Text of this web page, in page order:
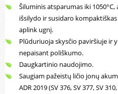
Šiluminis atsparumas iki
išsilydo ir susidaro
aplink ugnį.
Plūduriuoja skysčio paviršiuje ir
nepaisant poliškumo.
Daugkartinio naudojimo.
Saugiam pažeistų ličio jonų
ADR 2019 (SV 376, SV 377, SV